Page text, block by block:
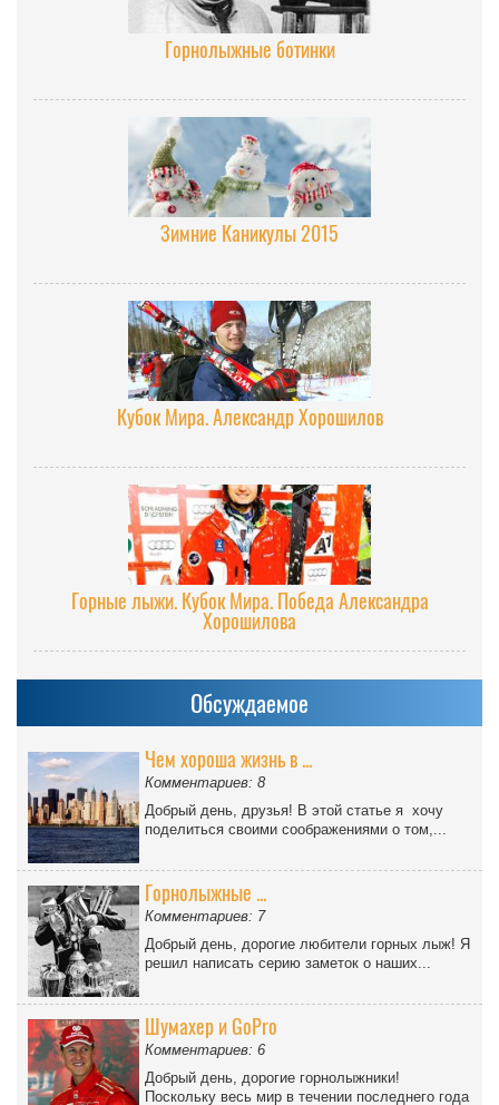
Горнолыжные ботинки
Зимние Каникулы 2015
Кубок Мира. Александр Хорошилов
Горные лыжи. Кубок Мира. Победа Александра
Хорошилова
Обсуждаемое
Чем хороша жизнь в ...
Комментариев: 8
Добрый день, друзья! В этой статье я хочу
поделиться своими соображениями о том,...
Горнолыжные ...
Комментариев: 7
Добрый день, дорогие любители горных лыж! Я
решил написать серию заметок о наших...
Шумахер и GoPro
Комментариев: 6
Добрый день, дорогие горнолыжники!
Поскольку весь мир в течении последнего года